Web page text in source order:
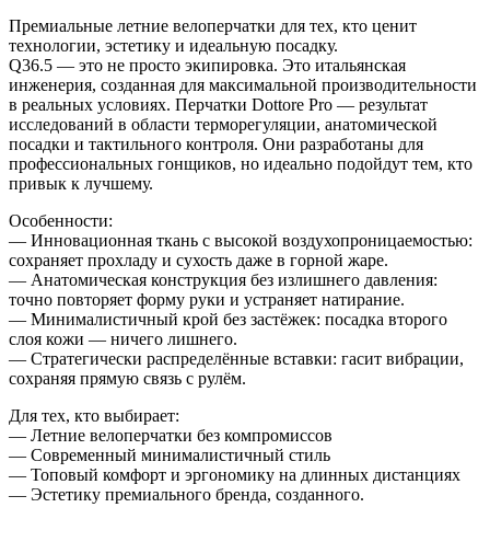
Премиальные летние велоперчатки для тех, кто ценит
технологии, эстетику и идеальную посадку.
Q36.5 — это не просто экипировка. Это итальянская
инженерия, созданная для максимальной производительности
в реальных условиях. Перчатки Dottore Pro — результат
исследований в области терморегуляции, анатомической
посадки и тактильного контроля. Они разработаны для
профессиональных гонщиков, но идеально подойдут тем, кто
привык к лучшему.
Особенности:
— Инновационная ткань с высокой воздухопроницаемостью:
сохраняет прохладу и сухость даже в горной жаре.
— Анатомическая конструкция без излишнего давления:
точно повторяет форму руки и устраняет натирание.
— Минималистичный крой без застёжек: посадка второго
слоя кожи — ничего лишнего.
— Стратегически распределённые вставки: гасит вибрации,
сохраняя прямую связь с рулём.
Для тех, кто выбирает:
— Летние велоперчатки без компромиссов
— Современный минималистичный стиль
— Топовый комфорт и эргономику на длинных дистанциях
— Эстетику премиального бренда, созданного.